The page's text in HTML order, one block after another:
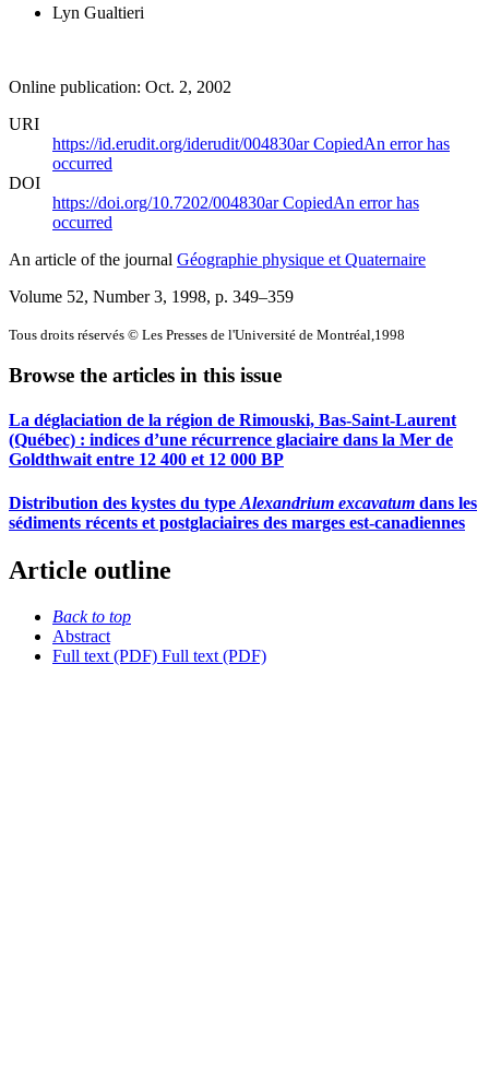
Lyn Gualtieri
Online publication: Oct. 2, 2002
URI
https://id.erudit.org/iderudit/004830arCopiedAn error has
occurred
DOI
https://doi.org/10.7202/004830arCopiedAn error has
occurred
An article of the journal Géographie physique et Quaternaire
Volume 52, Number 3, 1998, p. 349–359
Tous droits réservés © Les Presses de l'Université de Montréal,1998
Browse the articles in this issue
La déglaciation de la région de Rimouski, Bas-Saint-Laurent
(Québec) : indices d’une récurrence glaciaire dans la Mer de
Goldthwait entre 12 400 et 12 000 BP
Distribution des kystes du type Alexandrium excavatum dans les
sédiments récents et postglaciaires des marges est-canadiennes
Article outline
Back to top
Abstract
Full text (PDF) Full text (PDF)